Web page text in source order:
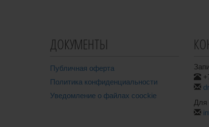
ДОКУМЕНТЫ
Публичная оферта
Политика конфиденциальности
Уведомление о файлах coockie
Для